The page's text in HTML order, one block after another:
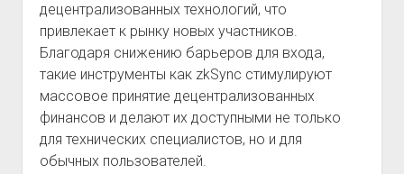
децентрализованных технологий, что
привлекает к рынку новых участников.
Благодаря снижению барьеров для входа,
такие инструменты как zkSync стимулируют
массовое принятие децентрализованных
финансов и делают их доступными не только
для технических специалистов, но и для
обычных пользователей.